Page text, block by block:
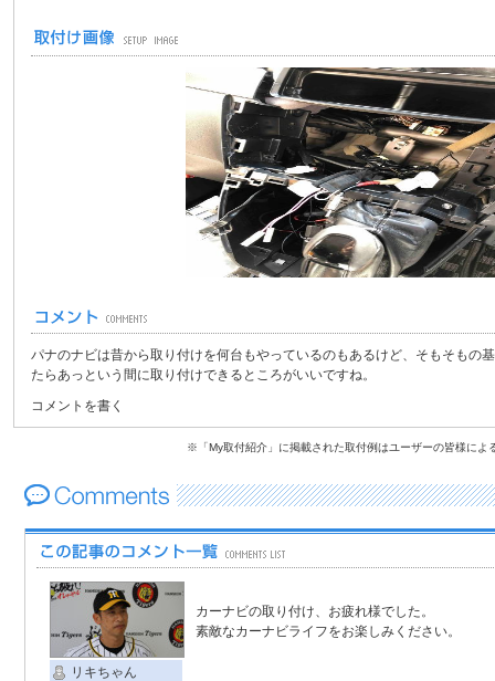
パナのナビは昔から取り付けを何台もやっているのもあるけど、そもそもの
たらあっという間に取り付けできるところがいいですね。
コメントを書く
※「My取付紹介」に掲載された取付例はユーザーの皆様によ
リキちゃん
カーナビの取り付け、お疲れ様でした。
素敵なカーナビライフをお楽しみください。